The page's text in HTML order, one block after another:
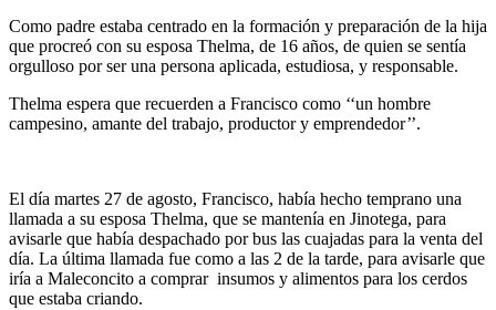
Como padre estaba centrado en la formación y preparación de la hija
que procreó con su esposa Thelma, de 16 años, de quien se sentía
orgulloso por ser una persona aplicada, estudiosa, y responsable.
Thelma espera que recuerden a Francisco como ‘‘un hombre
campesino, amante del trabajo, productor y emprendedor’’.
El día martes 27 de agosto, Francisco, había hecho temprano una
llamada a su esposa Thelma, que se mantenía en Jinotega, para
avisarle que había despachado por bus las cuajadas para la venta del
día. La última llamada fue como a las 2 de la tarde, para avisarle que
iría a Maleconcito a comprar insumos y alimentos para los cerdos
que estaba criando.